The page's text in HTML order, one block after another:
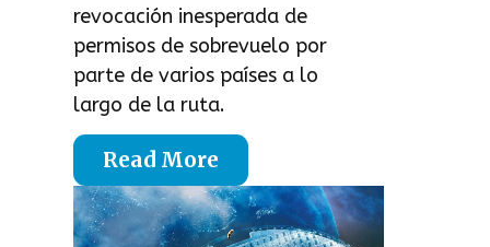
revocación inesperada de
permisos de sobrevuelo por
parte de varios países a lo
largo de la ruta.
Read More